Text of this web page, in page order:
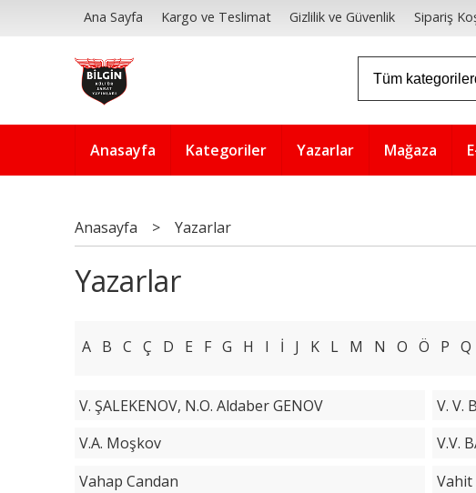
Ana Sayfa Kargo ve Teslimat Gizlilik ve Güvenlik Sipariş
Anasayfa Kategoriler Yazarlar Mağaza
Anasayfa > Yazarlar
Yazarlar
A B C Ç D E F G H I İ J K L M N O Ö P Q
V. ŞALEKENOV, N.O. Aldaber GENOV V. V.
V.A. Moşkov
V.V.
Vahap Candan